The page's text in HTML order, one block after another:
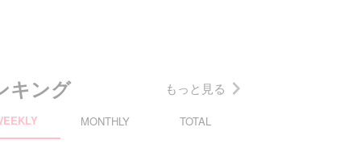
キング もっと見る
MONTHLY TOTAL